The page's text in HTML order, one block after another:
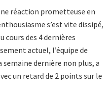
réaction prometteuse en
s’est vite dissipé,
cours des 4 dernières
actuel, l’équipe de
semaine dernière non plus, a
un retard de 2 points sur le